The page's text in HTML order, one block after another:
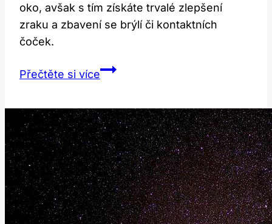
oko, avšak s tím získáte trvalé zlepšení
zraku a zbavení se brýlí či kontaktních
čoček.
Přečtěte si víceOperace
a
co
získáte.